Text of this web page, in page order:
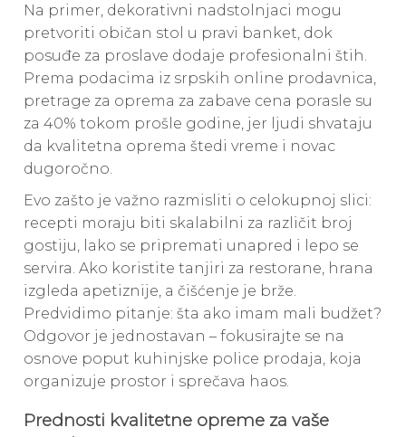
Na primer, dekorativni nadstolnjaci mogu
pretvoriti običan stol u pravi banket, dok
posuđe za proslave dodaje profesionalni štih.
Prema podacima iz srpskih online prodavnica,
pretrage za oprema za zabave cena porasle su
za 40% tokom prošle godine, jer ljudi shvataju
da kvalitetna oprema štedi vreme i novac
dugoročno.
Evo zašto je važno razmisliti o celokupnoj slici:
recepti moraju biti skalabilni za različit broj
gostiju, lako se pripremati unapred i lepo se
servira. Ako koristite tanjiri za restorane, hrana
izgleda apetiznije, a čišćenje je brže.
Predvidimo pitanje: šta ako imam mali budžet?
Odgovor je jednostavan – fokusirajte se na
osnove poput kuhinjske police prodaja, koja
organizuje prostor i sprečava haos.
Prednosti kvalitetne opreme za vaše